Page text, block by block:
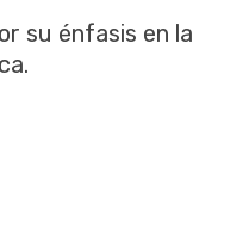
su énfasis en la